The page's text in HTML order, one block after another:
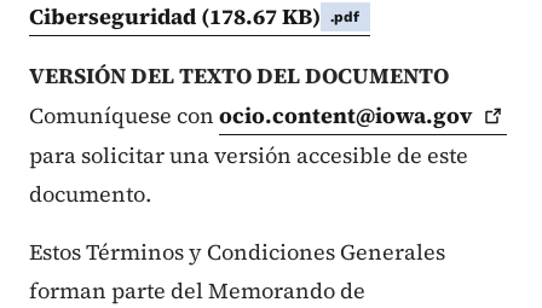
Ciberseguridad (178.67 KB) .pdf
VERSIÓN DEL TEXTO DEL DOCUMENTO
Comuníquese con ocio.content@iowa.gov
para solicitar una versión accesible de este
documento.
Estos Términos y Condiciones Generales
forman parte del Memorando de